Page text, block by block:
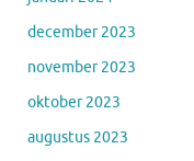
december 2023
november 2023
oktober 2023
augustus 2023